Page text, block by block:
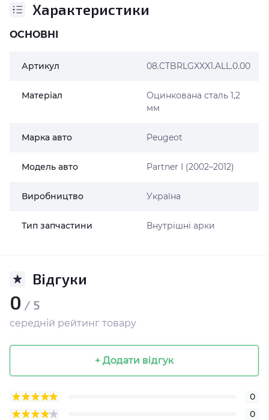
Характеристики
ОСНОВНІ
Артикул 08.CTBRLGXXX1.ALL.0.00
Матеріал
Оцинкована сталь 1,2
мм
Марка авто Peugeot
Модель авто Partner I (2002–2012)
Виробництво Україна
Тип запчастини Внутрішні арки
Відгуки
0 / 5
середній рейтинг товару
+ Додати відгук
0
0